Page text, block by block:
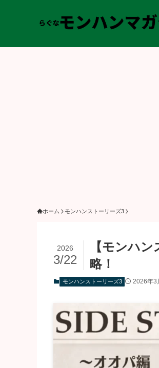
ホーム モンハンストーリーズ3
【モンハ
略！
2026
3/22
モンハンストーリーズ3 2026年3